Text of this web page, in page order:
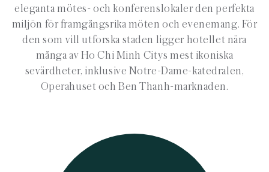
eleganta mötes- och konferenslokaler den perfekta
miljön för framgångsrika möten och evenemang. För
den som vill utforska staden ligger hotellet nära
många av Ho Chi Minh Citys mest ikoniska
sevärdheter, inklusive Notre-Dame-katedralen,
Operahuset och Ben Thanh-marknaden.